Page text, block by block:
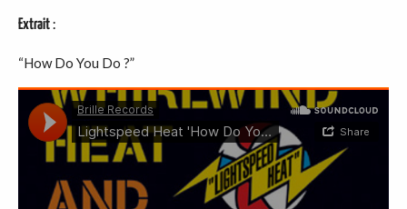
Extrait:
“How Do You Do ?”